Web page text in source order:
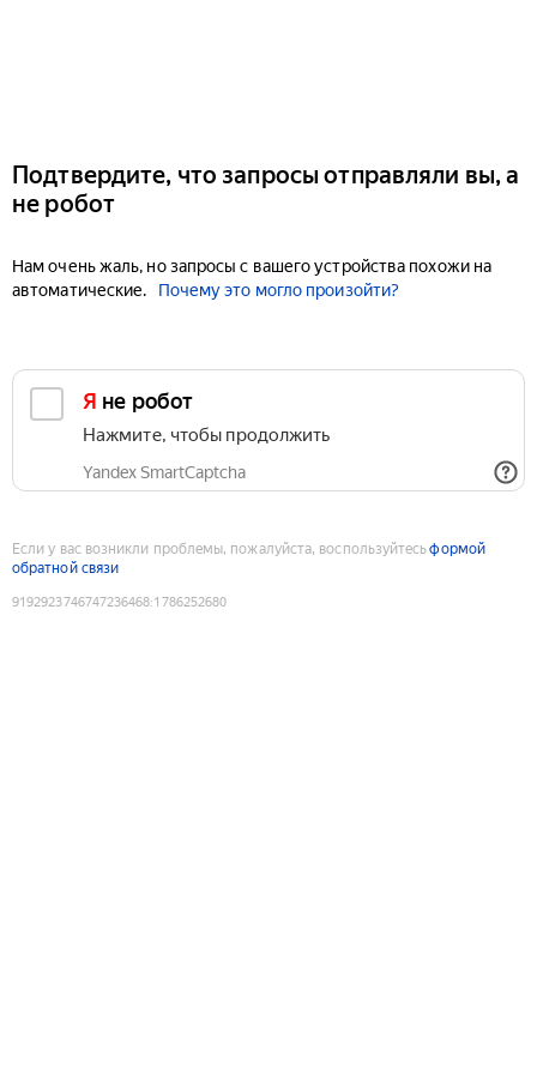
Подтвердите, что запросы отправляли вы, а
не робот
Нам очень жаль, но запросы с вашего устройства похожи на
автоматические.
Почему это могло произойти?
Я не робот
Нажмите, чтобы продолжить
Yandex SmartCaptcha
Если у вас возникли проблемы, пожалуйста, воспользуйтесьформой
обратной связи
9192923746747236468:1786252680